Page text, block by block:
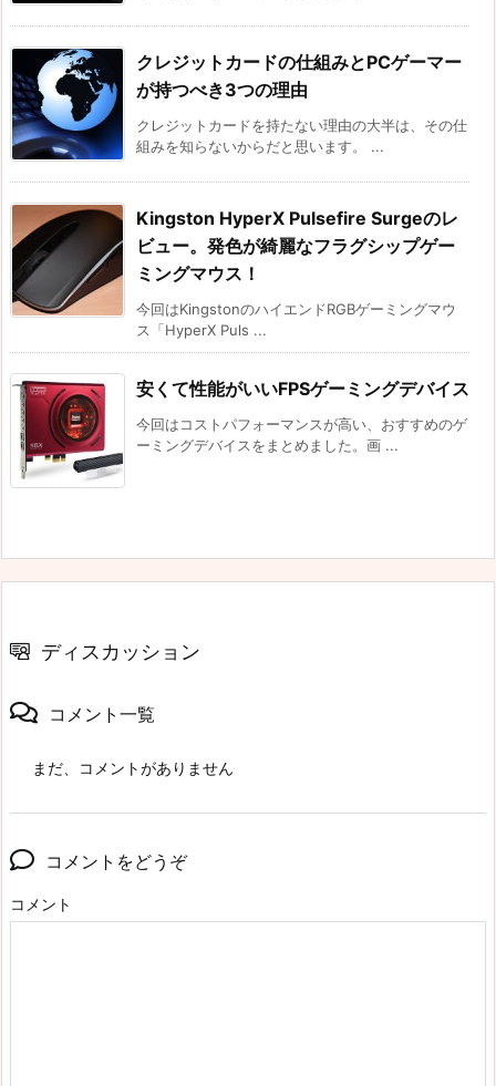
クレジットカードの仕組みとPCゲーマー
が持つべき3つの理由
クレジットカードを持たない理由の大半は、その仕
組みを知らないからだと思います。 ...
Kingston HyperX Pulsefire Surgeのレ
ビュー。発色が綺麗なフラグシップゲー
ミングマウス！
今回はKingstonのハイエンドRGBゲーミングマウ
ス「HyperX Puls ...
安くて性能がいいFPSゲーミングデバイス
今回はコストパフォーマンスが高い、おすすめのゲ
ーミングデバイスをまとめました。画 ...
ディスカッション
コメント一覧
まだ、コメントがありません
コメントをどうぞ
コメント